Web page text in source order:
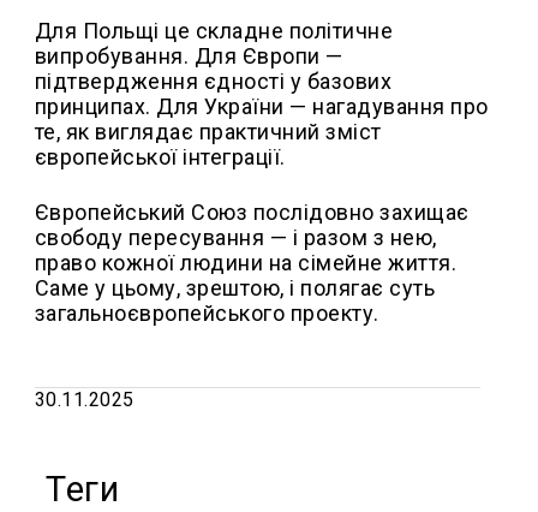
Для Польщі це складне політичне
випробування. Для Європи —
підтвердження єдності у базових
принципах. Для України — нагадування про
те, як виглядає практичний зміст
європейської інтеграції.
Європейський Союз послідовно захищає
свободу пересування — і разом з нею,
право кожної людини на сімейне життя.
Саме у цьому, зрештою, і полягає суть
загальноєвропейського проекту.
30.11.2025
Теги